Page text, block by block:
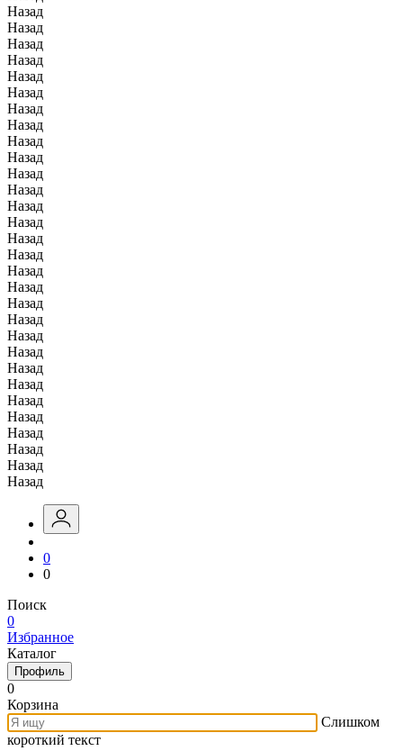
Назад
Назад
Назад
Назад
Назад
Назад
Назад
Назад
Назад
Назад
Назад
Назад
Назад
Назад
Назад
Назад
Назад
Назад
Назад
Назад
Назад
Назад
Назад
Назад
Назад
Назад
Назад
Назад
Назад
Назад
0
0
Поиск
0
Избранное
Каталог
Профиль
0
Корзина
Слишком
короткий текст